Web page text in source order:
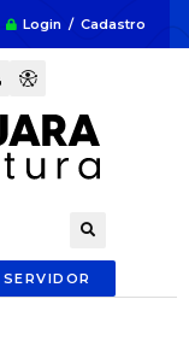
Login / Cadastro
SERVIDOR